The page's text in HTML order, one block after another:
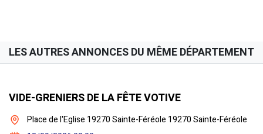
LES AUTRES ANNONCES DU MÊME DÉPARTEMENT
VIDE-GRENIERS DE LA FÊTE VOTIVE
Place de l'Eglise 19270 Sainte-Féréole 19270 Sainte-Féréole